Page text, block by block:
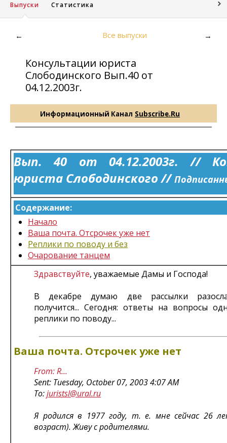
Выпуски Статистика
← Все выпуски →
Консультации юриста
Слободинского Вып.40 от
04.12.2003г.
Информационный Канал Subscribe.Ru
Вып. 40 от 04.12.2003г. //
юриста Слободинского //
Содержание:
Начало
Ваша почта. Отсрочек уже нет
Реплики по поводу и без
Очарование танцем
Здравствуйте, уважаемые Дамы и Господа!
В декабре думаю две рассылки
получится... Сегодня: ответы на вопросы
реплики по поводу...
Ваша почта. Отсрочек уже нет
From: R...
Sent: Tuesday, October 07, 2003 4:07 AM
To:juristsl@ural.ru
Я родился в 1977 году, т. е. мне сейчас 26
возраст). Живу с родителями.